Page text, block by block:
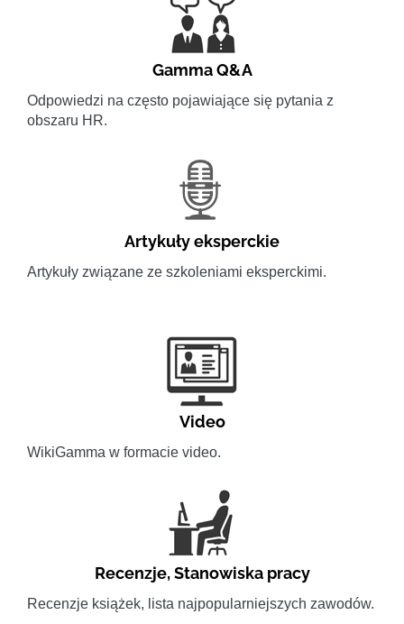
Gamma Q&A
Odpowiedzi na często pojawiające się pytania z
obszaru HR.
Artykuły eksperckie
Artykuły związane ze szkoleniami eksperckimi.
Video
WikiGamma w formacie video.
Recenzje,Stanowiska pracy
Recenzje książek, lista najpopularniejszych zawodów.